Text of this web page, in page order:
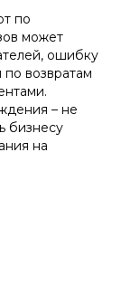
по
может
ошибку
возвратам
– не
бизнесу
на